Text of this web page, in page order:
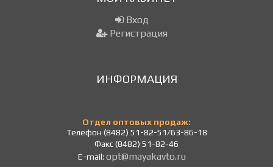
Вход
Регистрация
ИНФОРМАЦИЯ
Отдел оптовых продаж:
Телефон (8482) 51-82-51/63-86-18
Факс (8482) 51-82-46
E-mail: opt@mayakavto.ru